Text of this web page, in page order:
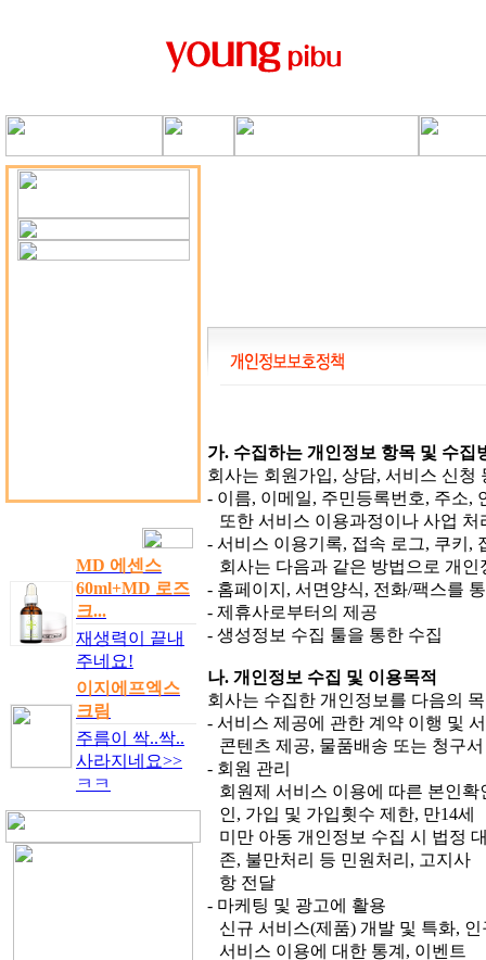
MD 에센스
60ml+MD 로즈
크...
재생력이 끝내
주네요!
이지에프엑스
크림
주름이 싹..싹..
사라지네요>>
ㅋㅋ
가. 수집하는 개인정보 항목 및 수집
회사는 회원가입, 상담, 서비스 신
- 이름, 이메일, 주민등록번호, 주소,
또한 서비스 이용과정이나 사업
- 서비스 이용기록, 접속 로그, 쿠키,
회사는 다음과 같은 방법으로 개
- 홈페이지, 서면양식, 전화/팩스를
- 제휴사로부터의 제공
- 생성정보 수집 툴을 통한 수집
나. 개인정보 수집 및 이용목적
회사는 수집한 개인정보를 다음의
- 서비스 제공에 관한 계약 이행 및
콘텐츠 제공, 물품배송 또는 청구
- 회원 관리
회원제 서비스 이용에 따른 본인
인, 가입 및 가입횟수 제한, 만14세
미만 아동 개인정보 수집 시 법정
존, 불만처리 등 민원처리, 고지사
항 전달
- 마케팅 및 광고에 활용
신규 서비스(제품) 개발 및 특화,
서비스 이용에 대한 통계, 이벤트